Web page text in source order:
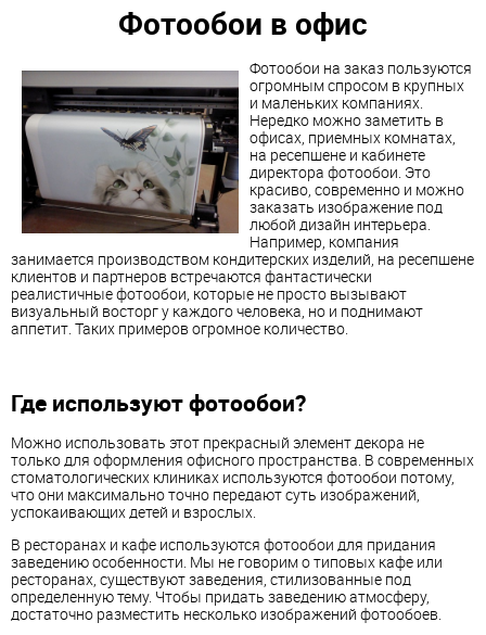
Фотообои в офис
Фотообои на заказ пользуются
огромным спросом в крупных
и маленьких компаниях.
Нередко можно заметить в
офисах, приемных комнатах,
на ресепшене и кабинете
директора фотообои. Это
красиво, современно и можно
заказать изображение под
любой дизайн интерьера.
Например, компания
занимается производством кондитерских изделий, на ресепшене
клиентов и партнеров встречаются фантастически
реалистичные фотообои, которые не просто вызывают
визуальный восторг у каждого человека, но и поднимают
аппетит. Таких примеров огромное количество.
Где используют фотообои?
Можно использовать этот прекрасный элемент декора не
только для оформления офисного пространства. В современных
стоматологических клиниках используются фотообои потому,
что они максимально точно передают суть изображений,
успокаивающих детей и взрослых.
В ресторанах и кафе используются фотообои для придания
заведению особенности. Мы не говорим о типовых кафе или
ресторанах, существуют заведения, стилизованные под
определенную тему. Чтобы придать заведению атмосферу,
достаточно разместить несколько изображений фотообоев.